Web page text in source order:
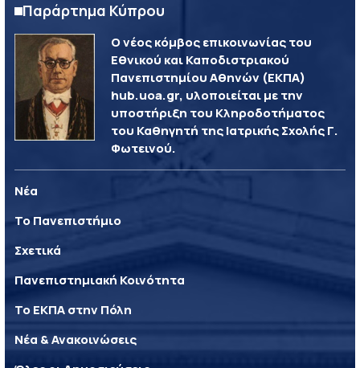
Παράρτημα Κύπρου
Ο νέος κόμβος επικοινωνίας του
Εθνικού και Καποδιστριακού
Πανεπιστημίου Αθηνών (ΕΚΠΑ)
hub.uoa.gr, υλοποιείται με την
υποστήριξη του Κληροδοτήματος
του Καθηγητή της Ιατρικής Σχολής Γ.
Φωτεινού.
Νέα
Το Πανεπιστήμιο
Σχετικά
Πανεπιστημιακή Κοινότητα
Το ΕΚΠΑ στην Πόλη
Νέα & Ανακοινώσεις